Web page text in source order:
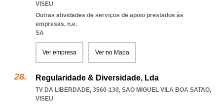
VISEU
Outras atividades de serviços de apoio prestados às
empresas, n.e.
SA
Ver empresa Ver no Mapa
Regularidade & Diversidade, Lda
TV DA LIBERDADE, 3560-130, SAO MIGUEL VILA BOA SATAO,
VISEU